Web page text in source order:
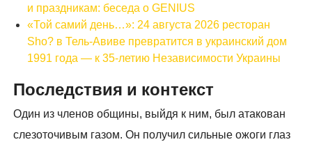
и праздникам: беседа о GENIUS
«Той самий день…»: 24 августа 2026 ресторан
Sho? в Тель-Авиве превратится в украинский дом
1991 года — к 35-летию Независимости Украины
Последствия и контекст
Один из членов общины, выйдя к ним, был атакован
слезоточивым газом. Он получил сильные ожоги глаз